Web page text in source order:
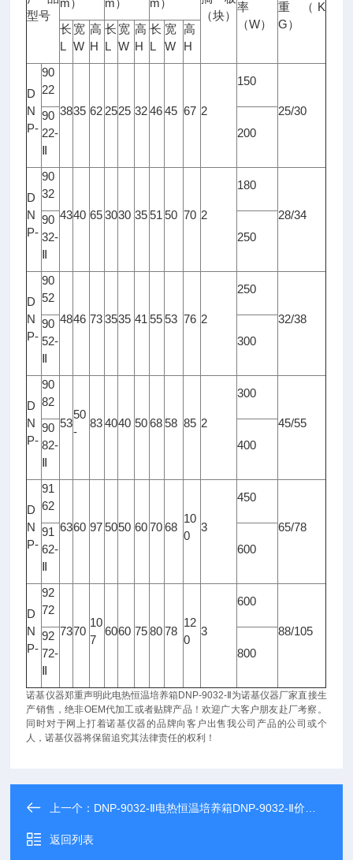
型号
m ） m ） m ）
（块）
率
（W）
重 （ K
G）
长
L
宽
W
高
H
长
L
宽
W
高
H
长
L
宽
W
高
H
D
N
P-
90
22
3835 62 2525 32 46 45 67 2
150
25/30
90
22-
200
D
N
P-
90
32
4340 65 3030 35 51 50 70 2
180
28/34
90
32-
250
D
N
P-
90
52
4846 73 3535 41 55 53 76 2
250
32/38
90
52-
300
D
N
P-
90
82
53
50
-
83 4040 50 68 58 85 2
300
45/55
90
82-
400
D
N
P-
91
62
6360 97 5050 60 70 68
10
0
3
450
65/78
91
62-
600
D
N
P-
92
72
7370
10
7
6060 75 80 78
12
0
3
600
88/105
92
72-
800
诺基仪器郑重声明此电热恒温培养箱DNP-9032-Ⅱ 为诺基仪器厂家直接生
产销售，绝非OEM代加工或者贴牌产品！欢迎广大客户朋友赴厂考察。
同时对于网上打着诺基仪器的品牌向客户出售我公司产品的公司或个
人，诺基仪器将保留追究其法律责任的权利！
上一个： DNP-9032-Ⅱ电热恒温培养箱DNP-9032-Ⅱ价格/参数/规格
返回列表